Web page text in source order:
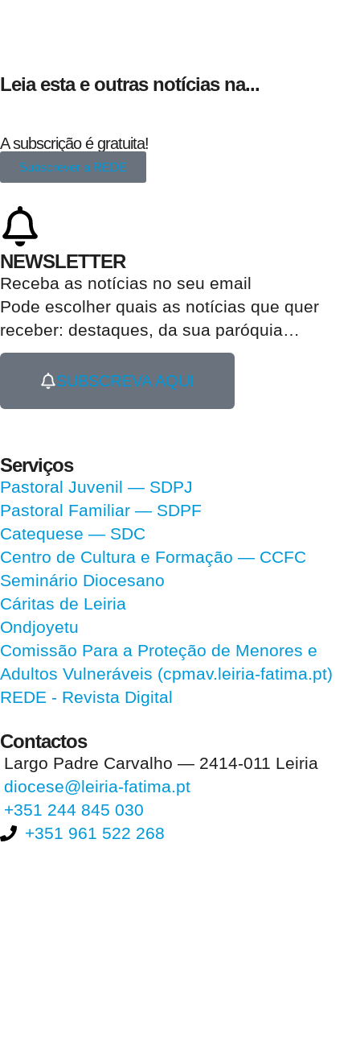
Leia esta e outras notícias na...
A subscrição é gratuita!
Subscrever a REDE
NEWSLETTER
Receba as notícias no seu email​
Pode escolher quais as notícias que quer
receber: destaques, da sua paróquia…
SUBSCREVA AQUI
Serviços
Pastoral Juvenil — SDPJ
Pastoral Familiar — SDPF
Catequese — SDC
Centro de Cultura e Formação — CCFC
Seminário Diocesano
Cáritas de Leiria
Ondjoyetu
Comissão Para a Proteção de Menores e
Adultos Vulneráveis (cpmav.leiria-fatima.pt)
REDE - Revista Digital
Contactos
Largo Padre Carvalho — 2414-011 Leiria
diocese@leiria-fatima.pt
+351 244 845 030
+351 961 522 268